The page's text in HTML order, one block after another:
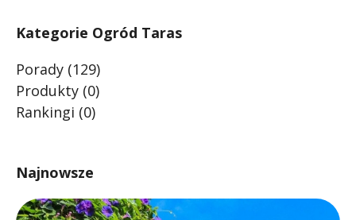
Kategorie Ogród Taras
Porady (129)
Produkty (0)
Rankingi (0)
Najnowsze